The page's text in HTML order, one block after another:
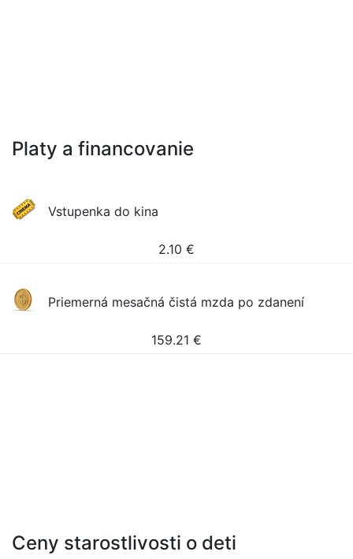
Platy a financovanie
Vstupenka do kina
2.10 €
Priemerná mesačná čistá mzda po zdanení
159.21 €
Ceny starostlivosti o deti